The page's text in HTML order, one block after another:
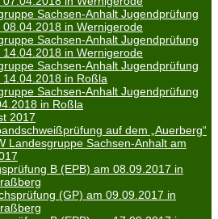
Sachsen-Anhalt Jugendprüfung
08.04.2018 in Wernigerode
Sachsen-Anhalt Jugendprüfung
14.04.2018 in Wernigerode
Sachsen-Anhalt Jugendprüfung
14.04.2018 in Roßla
Sachsen-Anhalt Jugendprüfung
in Roßla
2017
auf dem „Auerberg“
Landesgruppe Sachsen-Anhalt am
B (EPB) am 08.09.2017 in
(GP) am 09.09.2017 in